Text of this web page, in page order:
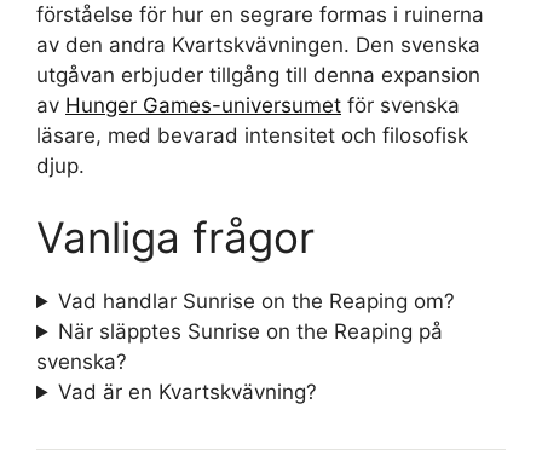
förståelse för hur en segrare formas i ruinerna
av den andra Kvartskvävningen. Den svenska
utgåvan erbjuder tillgång till denna expansion
av Hunger Games-universumet för svenska
läsare, med bevarad intensitet och filosofisk
djup.
Vanliga frågor
Vad handlar Sunrise on the Reaping om?
När släpptes Sunrise on the Reaping på
svenska?
Vad är en Kvartskvävning?